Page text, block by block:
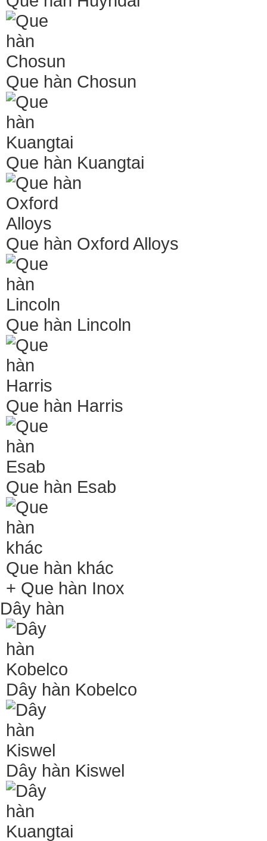
Que hàn Chosun
Que hàn Kuangtai
Que hàn Oxford Alloys
Que hàn Lincoln
Que hàn Harris
Que hàn Esab
Que hàn khác
+ Que hàn Inox
Dây hàn
Dây hàn Kobelco
Dây hàn Kiswel